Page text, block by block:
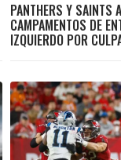
PANTHERS Y SAINTS
CAMPAMENTOS DE
IZQUIERDO POR